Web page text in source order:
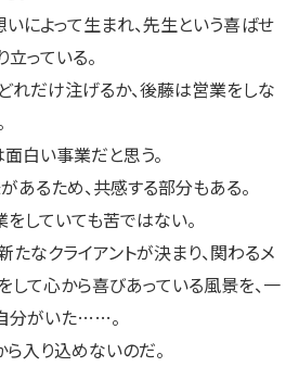
によって生まれ、先生という喜ばせ
っている。
れだけ注げるか、後藤は営業をしな
面白い事業だと思う。
るため、共感する部分もある。
していても苦ではない。
たなクライアントが決まり、関わるメ
して心から喜びあっている風景を、一
分がいた……。
入り込めないのだ。